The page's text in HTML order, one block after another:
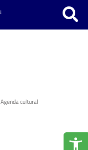
Agenda cultural